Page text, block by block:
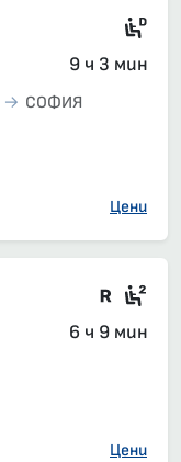
9 ч 3 мин
СОФИЯ
Цени
Влак
6 ч 9 мин
Цени